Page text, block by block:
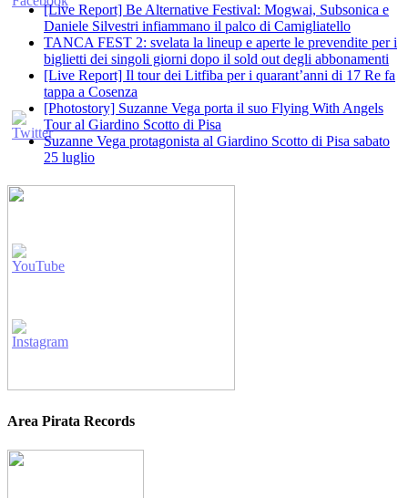
[Live Report] Be Alternative Festival: Mogwai, Subsonica e
Daniele Silvestri infiammano il palco di Camigliatello
TANCA FEST 2: svelata la lineup e aperte le prevendite per i
biglietti dei singoli giorni dopo il sold out degli abbonamenti
[Live Report] Il tour dei Litfiba per i quarant’anni di 17 Re fa
tappa a Cosenza
[Photostory] Suzanne Vega porta il suo Flying With Angels
Tour al Giardino Scotto di Pisa
Suzanne Vega protagonista al Giardino Scotto di Pisa sabato
25 luglio
Area Pirata Records